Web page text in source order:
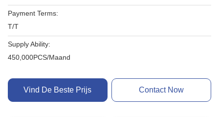
Payment Terms:
T/T
Supply Ability:
450,000PCS/Maand
Vind De Beste Prijs Contact Now